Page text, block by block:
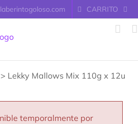
CARRITO
Lekky Mallows Mix 110g x 12u
temporalmente por